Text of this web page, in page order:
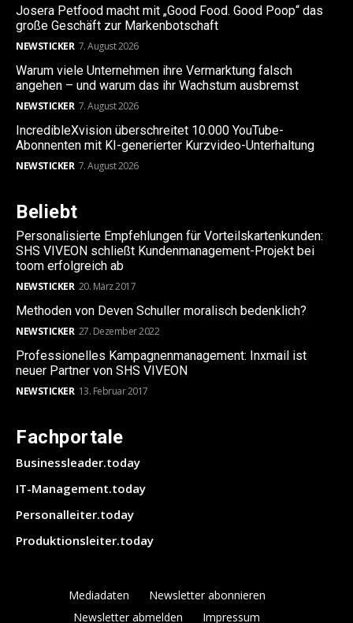
Josera Petfood macht mit „Good Food. Good Poop“ das
große Geschäft zur Markenbotschaft
NEWSTICKER 7. August 2026
Warum viele Unternehmen ihre Vermarktung falsch
angehen – und warum das ihr Wachstum ausbremst
NEWSTICKER 7. August 2026
IncredibleXvision überschreitet 10.000 YouTube-
Abonnenten mit KI-generierter Kurzvideo-Unterhaltung
NEWSTICKER 7. August 2026
Beliebt
Personalisierte Empfehlungen für Vorteilskartenkunden:
SHS VIVEON schließt Kundenmanagement-Projekt bei
toom erfolgreich ab
NEWSTICKER 20. März 2017
Methoden von Deven Schuller moralisch bedenklich?
NEWSTICKER 27. Dezember 2022
Professionelles Kampagnenmanagement: Inxmail ist
neuer Partner von SHS VIVEON
NEWSTICKER 13. Februar 2017
Fachportale
Businessleader.today
IT-Management.today
Personalleiter.today
Produktionsleiter.today
Mediadaten
Newsletter abonnieren
Newsletter abmelden
Impressum